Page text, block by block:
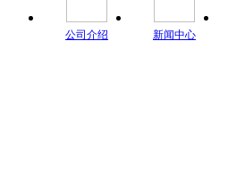
公司介绍 新闻中心